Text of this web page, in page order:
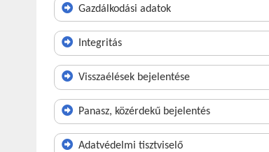
Gazdálkodási adatok
Integritás
Visszaélések bejelentése
Panasz, közérdekű bejelentés
Adatvédelmi tisztviselő